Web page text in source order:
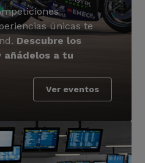
únicas te
Descubre los
añádelos a tu
Ver eventos